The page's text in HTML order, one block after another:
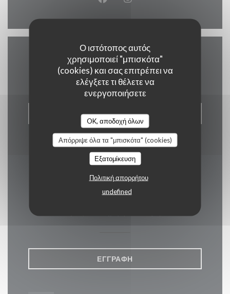
Ο ιστότοπος αυτός
χρησιμοποιεί "μπισκότα"
(cookies) και σας επιτρέπει να
ελέγξετε τι θέλετε να
ενεργοποιήσετε
OK, αποδοχή όλων
Απόρριψε όλα τα "μπισκότα" (cookies)
Εξατομίκευση
Πολιτική απορρήτου
undefined
Facebook ((ανοίγει σε νέο
Instagram ((ανοίγει σε
Επικοινωνήστε μαζί μας
ΚΆΝΤΕ ΚΡΆΤΗΣΗ ΤΡΑΠΕΖΙΟΎ
Μείνετε ενημερωμένοι
ΕΓΓΡΑΦΉ